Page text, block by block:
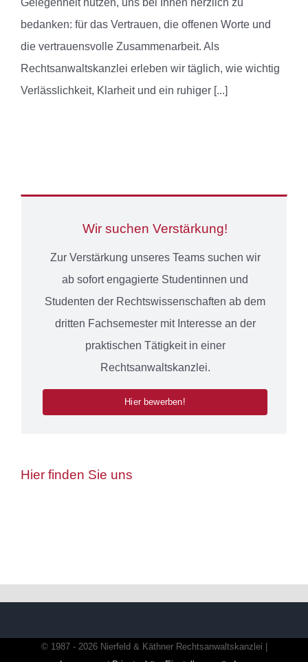
Gelegenheit nutzen, uns bei Ihnen herzlich zu
bedanken: für das Vertrauen, die offenen Worte und
die vertrauensvolle Zusammenarbeit. Als
Rechtsanwaltskanzlei erleben wir täglich, wie wichtig
Verlässlichkeit, Klarheit und ein ruhiger [...]
Wir suchen Verstärkung!
Zur Verstärkung unseres Teams suchen wir
ab sofort engagierte Studentinnen und
Studenten der Rechtswissenschaften ab dem
dritten Fachsemester mit Interesse an der
praktischen Tätigkeit in einer
Rechtsanwaltskanzlei.
Hier bewerben!
Hier finden Sie uns
© 1987 - 2026 Nierfeld & Käthner Rechtsanwaltskanzlei |